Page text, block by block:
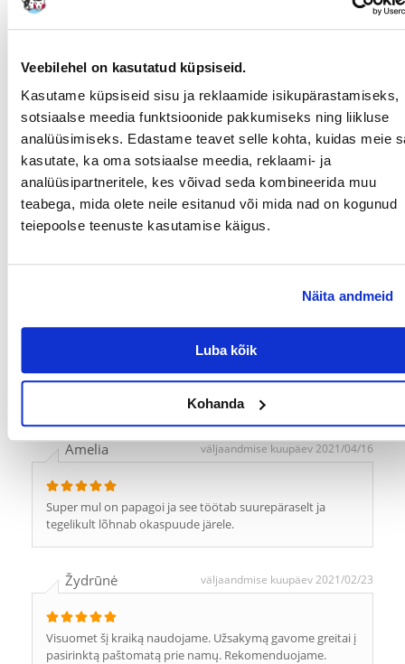
Veebilehel on kasutatud küpsiseid.
Kasutame küpsiseid sisu ja reklaamide isikupärastamiseks,
sotsiaalse meedia funktsioonide pakkumiseks ning liikluse
analüüsimiseks. Edastame teavet selle kohta, kuidas meie
kasutate, ka oma sotsiaalse meedia, reklaami- ja
analüüsipartneritele, kes võivad seda kombineerida muu
teabega, mida olete neile esitanud või mida nad on kogunud
teiepoolse teenuste kasutamise käigus.
Näita andmeid
Luba kõik
Kohanda
Kaup väga hea, tarne hästi pakitud.
Kõik saabus kiiresti ja heas korras.
Soovitan seda tarnijat.
Beata väljaandmise kuupäev 2021/10/04
väljaandmise kuupäev 2021/05/27
Allapanu lõhnab hästi, imab hästi niiskust, minu küülikutel
ei ole nn "corns" (kuigi allapanu ei ole alati põhjuseks),
Amelia väljaandmise kuupäev 2021/04/16
Super mul on papagoi ja see töötab suurepäraselt ja
tegelikult lõhnab okaspuude järele.
Žydrūnė väljaandmise kuupäev 2021/02/23
Visuomet šį kraiką naudojame. Užsakymą gavome greitai į
pasirinktą paštomatą prie namų. Rekomenduojame.